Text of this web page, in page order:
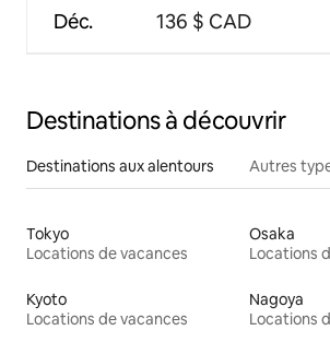
Déc. 136 $ CAD
Destinations à découvrir
Destinations aux alentours Autres
Tokyo
Locations de vacances
Osaka
Locations
Kyoto
Locations de vacances
Nagoya
Locations